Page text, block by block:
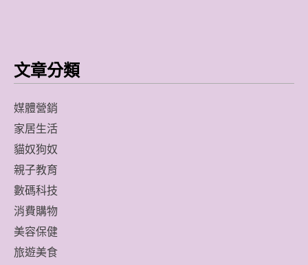
文章分類
媒體營銷
家居生活
貓奴狗奴
親子教育
數碼科技
消費購物
美容保健
旅遊美食